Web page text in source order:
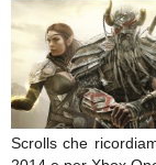
Scrolls che